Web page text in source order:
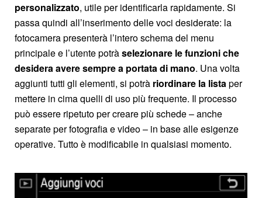
personalizzato, utile per identificarla rapidamente. Si
passa quindi all’inserimento delle voci desiderate: la
fotocamera presenterà l’intero schema del menu
principale e l’utente potràselezionare le funzioni che
desidera avere sempre a portata di mano. Una volta
aggiunti tutti gli elementi, si potrà riordinare la listaper
mettere in cima quelli di uso più frequente. Il processo
può essere ripetuto per creare più schede – anche
separate per fotografia e video – in base alle esigenze
operative. Tutto è modificabile in qualsiasi momento.